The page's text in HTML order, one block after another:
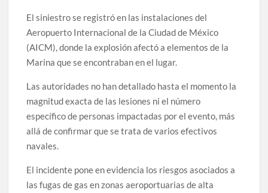
El siniestro se registró en las instalaciones del
Aeropuerto Internacional de la Ciudad de México
(AICM), donde la explosión afectó a elementos de la
Marina que se encontraban en el lugar.
Las autoridades no han detallado hasta el momento la
magnitud exacta de las lesiones ni el número
específico de personas impactadas por el evento, más
allá de confirmar que se trata de varios efectivos
navales.
El incidente pone en evidencia los riesgos asociados a
las fugas de gas en zonas aeroportuarias de alta